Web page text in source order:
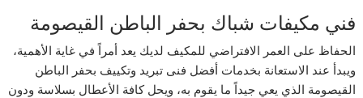
فني مكيفات شباك بحفر الباطن القيصومة
الحفاظ على العمر الافتراضي للمكيف لديك يعد أمراً في غاية الأهمية،
ويبدأ عند الاستعانة بخدمات أفضل فنى تبريد وتكييف بحفر الباطن
القيصومة الذي يعي جيداً ما يقوم به، ويحل كافة الأعطال بسلاسة ودون